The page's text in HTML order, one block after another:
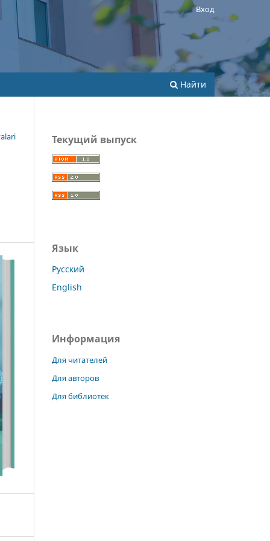
Найти
Вход
Текущий выпуск
Язык
Русский
English
Информация
Для читателей
Для авторов
Для библиотек